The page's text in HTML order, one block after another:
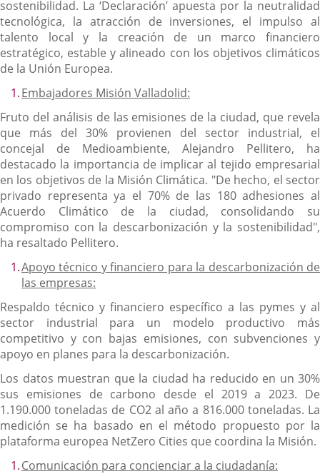
sostenibilidad. La ‘Declaración’ apuesta por la neutralidad
tecnológica, la atracción de inversiones, el impulso al
talento local y la creación de un marco financiero
estratégico, estable y alineado con los objetivos climáticos
de la Unión Europea.
Embajadores Misión Valladolid:
Fruto del análisis de las emisiones de la ciudad, que revela
que más del 30% provienen del sector industrial, el
concejal de Medioambiente, Alejandro Pellitero, ha
destacado la importancia de implicar al tejido empresarial
en los objetivos de la Misión Climática. "De hecho, el sector
privado representa ya el 70% de las 180 adhesiones al
Acuerdo Climático de la ciudad, consolidando su
compromiso con la descarbonización y la sostenibilidad",
ha resaltado Pellitero.
Apoyo técnico y financiero para la descarbonización de
las empresas:
Respaldo técnico y financiero específico a las pymes y al
sector industrial para un modelo productivo más
competitivo y con bajas emisiones, con subvenciones y
apoyo en planes para la descarbonización.
Los datos muestran que la ciudad ha reducido en un 30%
sus emisiones de carbono desde el 2019 a 2023. De
1.190.000 toneladas de CO2 al año a 816.000 toneladas. La
medición se ha basado en el método propuesto por la
plataforma europea NetZero Cities que coordina la Misión.
Comunicación para concienciar a la ciudadanía: